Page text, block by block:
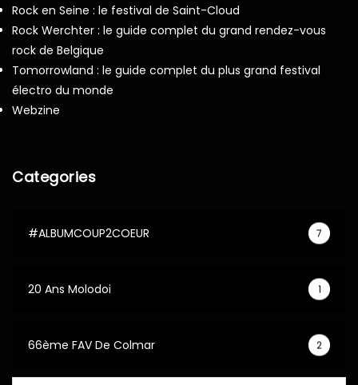
Rock en Seine : le festival de Saint-Cloud
Rock Werchter : le guide complet du grand rendez-vous
rock de Belgique
Tomorrowland : le guide complet du plus grand festival
électro du monde
Webzine
Categories
#ALBUMCOUP2COEUR 7
20 Ans Molodoi 1
66ème FAV De Colmar 2